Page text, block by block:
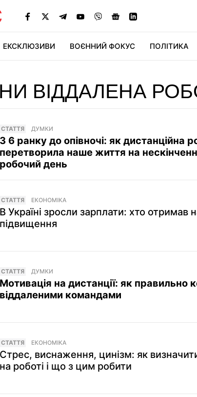
ЕКСКЛЮЗИВИ ВОЄННИЙ ФОКУС ПОЛІТИКА
ВІДДАЛЕНА
СТАТТЯ ДУМКИ
З 6 ранку до опівночі: як дистанційна
перетворила наше життя на
робочий день
СТАТТЯ ЕКОНОМІКА
В Україні зросли зарплати: хто отримав
підвищення
СТАТТЯ ДУМКИ
Мотивація на дистанції: як правильно
віддаленими командами
СТАТТЯ ЕКОНОМІКА
Стрес, виснаження, цинізм: як
на роботі і що з цим робити